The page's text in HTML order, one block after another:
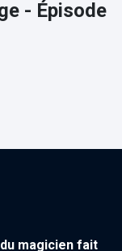
- Épisode
magicien fait